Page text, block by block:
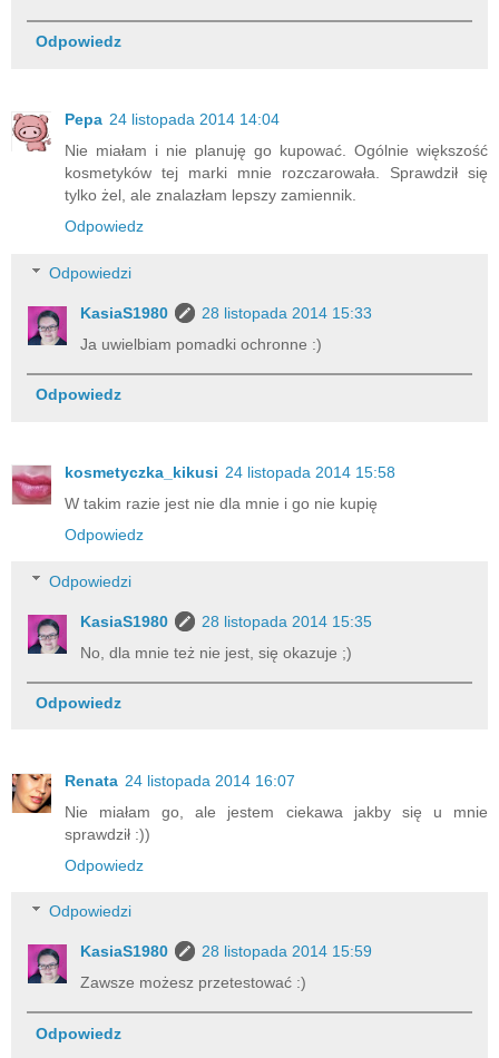
Odpowiedz
Pepa 24 listopada 2014 14:04
Nie miałam i nie planuję go kupować. Ogólnie większość
kosmetyków tej marki mnie rozczarowała. Sprawdził się
tylko żel, ale znalazłam lepszy zamiennik.
Odpowiedz
Odpowiedzi
KasiaS1980
28 listopada 2014 15:33
Ja uwielbiam pomadki ochronne :)
Odpowiedz
kosmetyczka_kikusi 24 listopada 2014 15:58
W takim razie jest nie dla mnie i go nie kupię
Odpowiedz
Odpowiedzi
KasiaS1980
28 listopada 2014 15:35
No, dla mnie też nie jest, się okazuje ;)
Odpowiedz
Renata 24 listopada 2014 16:07
Nie miałam go, ale jestem ciekawa jakby się u mnie
sprawdził :))
Odpowiedz
Odpowiedzi
KasiaS1980
28 listopada 2014 15:59
Zawsze możesz przetestować :)
Odpowiedz